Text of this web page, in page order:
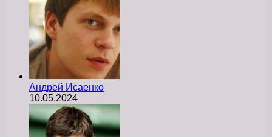
Андрей Исаенко
10.05.2024